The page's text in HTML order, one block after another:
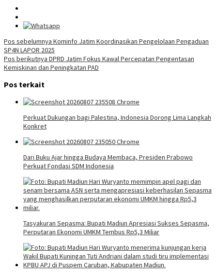
Navigasi
pos
Pos sebelumnya Kominfo Jatim Koordinasikan Pengelolaan Pengaduan
SP4N LAPOR 2025
Pos berikutnya DPRD Jatim Fokus Kawal Percepatan Pengentasan
Kemiskinan dan Peningkatan PAD
Pos terkait
Perkuat Dukungan bagi Palestina, Indonesia Dorong Lima Langkah
Konkret
Dari Buku Ajar hingga Budaya Membaca, Presiden Prabowo
Perkuat Fondasi SDM Indonesia
Tasyakuran Sepasma: Bupati Madiun Apresiasi Sukses Sepasma,
Perputaran Ekonomi UMKM Tembus Rp5,3 Miliar